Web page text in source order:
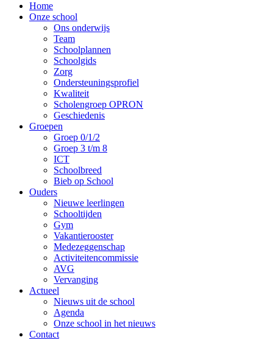
Home
Onze school
Ons onderwijs
Team
Schoolplannen
Schoolgids
Zorg
Ondersteuningsprofiel
Kwaliteit
Scholengroep OPRON
Geschiedenis
Groepen
Groep 0/1/2
Groep 3 t/m 8
ICT
Schoolbreed
Bieb op School
Ouders
Nieuwe leerlingen
Schooltijden
Gym
Vakantierooster
Medezeggenschap
Activiteitencommissie
AVG
Vervanging
Actueel
Nieuws uit de school
Agenda
Onze school in het nieuws
Contact